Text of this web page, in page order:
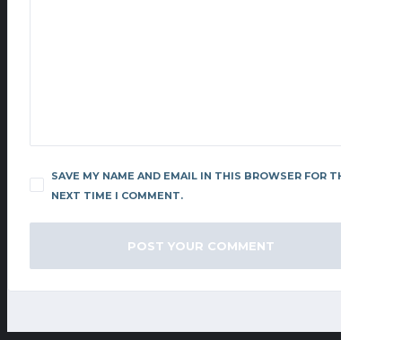
SAVE MY NAME AND EMAIL IN THIS BROWSER FOR THE
NEXT TIME I COMMENT.